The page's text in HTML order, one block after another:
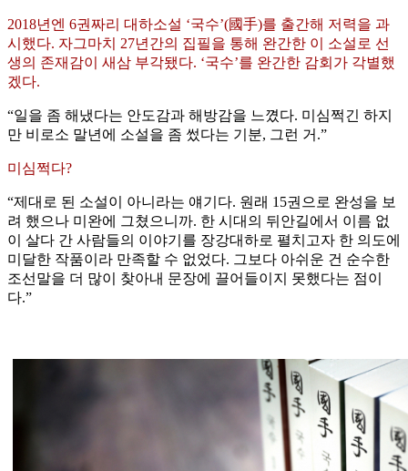
2018년엔 6권짜리 대하소설 ‘국수’(國手)를 출간해 저력을 과
시했다. 자그마치 27년간의 집필을 통해 완간한 이 소설로 선
생의 존재감이 새삼 부각됐다. ‘국수’를 완간한 감회가 각별했
겠다.
“일을 좀 해냈다는 안도감과 해방감을 느꼈다. 미심쩍긴 하지
만 비로소 말년에 소설을 좀 썼다는 기분, 그런 거.”
미심쩍다?
“제대로 된 소설이 아니라는 얘기다. 원래 15권으로 완성을 보
려 했으나 미완에 그쳤으니까. 한 시대의 뒤안길에서 이름 없
이 살다 간 사람들의 이야기를 장강대하로 펼치고자 한 의도에
미달한 작품이라 만족할 수 없었다. 그보다 아쉬운 건 순수한
조선말을 더 많이 찾아내 문장에 끌어들이지 못했다는 점이
다.”